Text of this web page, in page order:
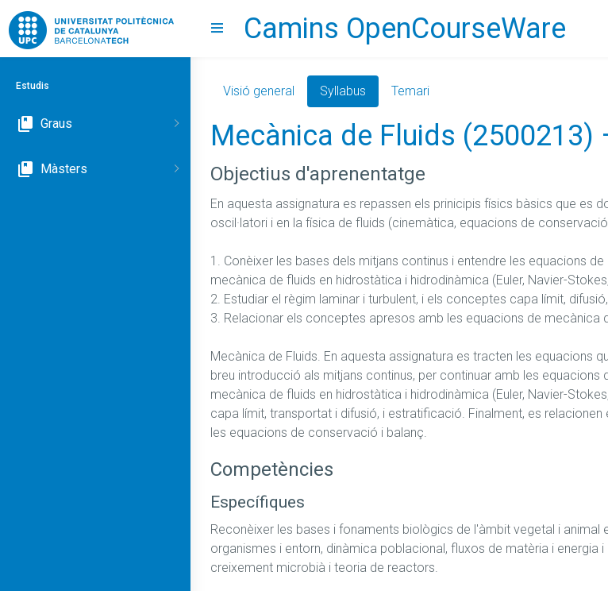
Go to upc.edu Show menuCamins OpenCourseWare
Estudis
Graus
Màsters
Visió general Syllabus Temari
Mecànica de Fluids (2500213)
Objectius d'aprenentatge
En aquesta assignatura es repassen els prinicipis físics bàsics que
oscil·latori i en la física de fluids (cinemàtica, equacions de
1. Conèixer les bases dels mitjans continus i entendre les equacions
mecànica de fluids en hidrostàtica i hidrodinàmica (Euler, Navier-
2. Estudiar el règim laminar i turbulent, i els conceptes capa límit,
3. Relacionar els conceptes apresos amb les equacions de
Mecànica de Fluids. En aquesta assignatura es tracten les equacions
breu introducció als mitjans continus, per continuar amb les
mecànica de fluids en hidrostàtica i hidrodinàmica (Euler, Navier-
capa límit, transportat i difusió, i estratificació. Finalment, es
les equacions de conservació i balanç.
Competències
Específiques
Reconèixer les bases i fonaments biològics de l'àmbit vegetal i
organismes i entorn, dinàmica poblacional, fluxos de matèria i
creixement microbià i teoria de reactors.